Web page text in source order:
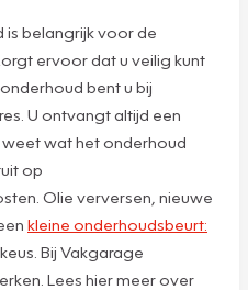
belangrijk voor de
ervoor dat u veilig kunt
bent u bij
U ontvangt altijd een
wat het onderhoud
op
Olie verversen, nieuwe
kleine onderhoudsbeurt:
Bij Vakgarage
Lees hier meer over